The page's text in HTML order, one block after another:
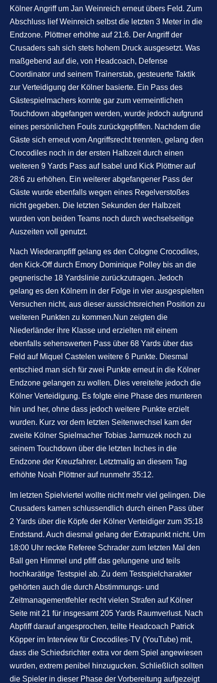
Kölner Angriff um Jan Weinreich erneut übers Feld. Zum
Abschluss lief Weinreich selbst die letzten 3 Meter in die
Endzone. Plöttner erhöhte auf 21:6. Der Angriff der
Crusaders sah sich stets hohem Druck ausgesetzt. Was
maßgebend auf die, von Headcoach, Defense
Coordinator und seinem Trainerstab, gesteuerte Taktik
zur Verteidigung der Kölner basierte. Ein Pass des
Gästespielmachers konnte gar zum vermeintlichen
Touchdown abgefangen werden, wurde jedoch aufgrund
eines persönlichen Fouls zurückgepfiffen. Nachdem die
Gäste sich erneut vom Angriffsrecht trennten, gelang den
Crocodiles noch in der ersten Halbzeit durch einen
weiteren 9 Yards Pass auf Isabel und Kick Plöttner auf
28:6 zu erhöhen. Ein weiterer abgefangener Pass der
Gäste wurde ebenfalls wegen eines Regelverstoßes
nicht gegeben. Die letzten Sekunden der Halbzeit
wurden von beiden Teams noch durch wechselseitige
Auszeiten voll genutzt.
Nach Wiederanpfiff gelang es den Cologne Crocodiles,
den Kick-Off durch Emory Dominique Polley bis an die
gegnerische 18 Yardslinie zurückzutragen. Jedoch
gelang es den Kölnern in der Folge in vier ausgespielten
Versuchen nicht, aus dieser aussichtsreichen Position zu
weiteren Punkten zu kommen.Nun zeigten die
Niederländer ihre Klasse und erzielten mit einem
ebenfalls sehenswerten Pass über 68 Yards über das
Feld auf Miquel Castelen weitere 6 Punkte. Diesmal
entschied man sich für zwei Punkte erneut in die Kölner
Endzone gelangen zu wollen. Dies vereitelte jedoch die
Kölner Verteidigung. Es folgte eine Phase des munteren
hin und her, ohne dass jedoch weitere Punkte erzielt
wurden. Kurz vor dem letzten Seitenwechsel kam der
zweite Kölner Spielmacher Tobias Jarmuzek noch zu
seinem Touchdown über die letzten Inches in die
Endzone der Kreuzfahrer. Letztmalig an diesem Tag
erhöhte Noah Plöttner auf nunmehr 35:12.
Im letzten Spielviertel wollte nicht mehr viel gelingen. Die
Crusaders kamen schlussendlich durch einen Pass über
2 Yards über die Köpfe der Kölner Verteidiger zum 35:18
Endstand. Auch diesmal gelang der Extrapunkt nicht. Um
18:00 Uhr reckte Referee Schrader zum letzten Mal den
Ball gen Himmel und pfiff das gelungene und teils
hochkarätige Testspiel ab. Zu dem Testspielcharakter
gehörten auch die durch Abstimmungs- und
Zeitmanagementfehler recht vielen Strafen auf Kölner
Seite mit 21 für insgesamt 205 Yards Raumverlust. Nach
Abpfiff darauf angesprochen, teilte Headcoach Patrick
Köpper im Interview für Crocodiles-TV (YouTube) mit,
dass die Schiedsrichter extra vor dem Spiel angewiesen
wurden, extrem penibel hinzugucken. Schließlich sollten
die Spieler in dieser Phase der Vorbereitung aufgezeigt